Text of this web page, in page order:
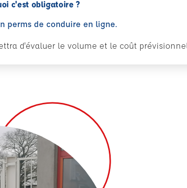
c'est obligatoire ?
perms de conduire en ligne.
d'évaluer le volume et le coût